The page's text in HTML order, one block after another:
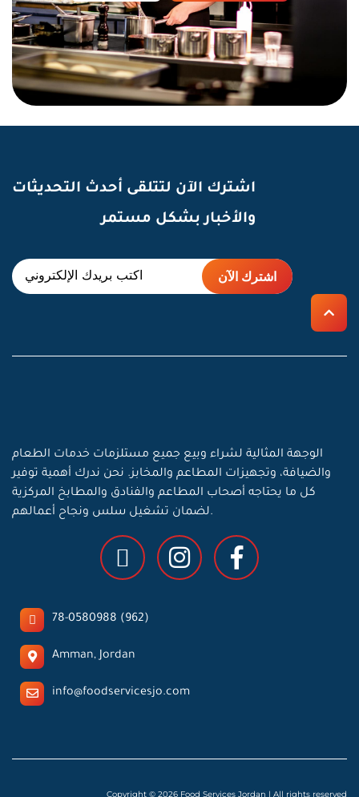
اشترك الآن لتتلقى أحدث التحديثات
والأخبار بشكل مستمر
الوجهة المثالية لشراء وبيع جميع مستلزمات خدمات الطعام
والضيافة، وتجهيزات المطاعم والمخابز. نحن ندرك أهمية توفير
كل ما يحتاجه أصحاب المطاعم والفنادق والمطابخ المركزية
لضمان تشغيل سلس ونجاح أعمالهم.
78-0580988 (962)
Amman, Jordan
info@foodservicesjo.com
Copyright © 2026 Food Services Jordan | All rights reserved